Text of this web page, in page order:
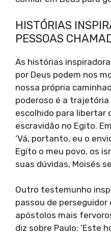
HISTÓRIAS
PESSOAS
As histórias
por Deus podem nos
nossa própria
poderoso é a trajetória
escolhido para libertar
escravidão no Egito. Em
‘Vá, portanto, eu o
Egito o meu povo, os
suas dúvidas, Moisés
Outro testemunho
passou de
apóstolos mais
diz sobre Paulo: ‘Este